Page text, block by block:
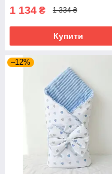
1 134 ₴ 1 334 ₴
Купити
–12%